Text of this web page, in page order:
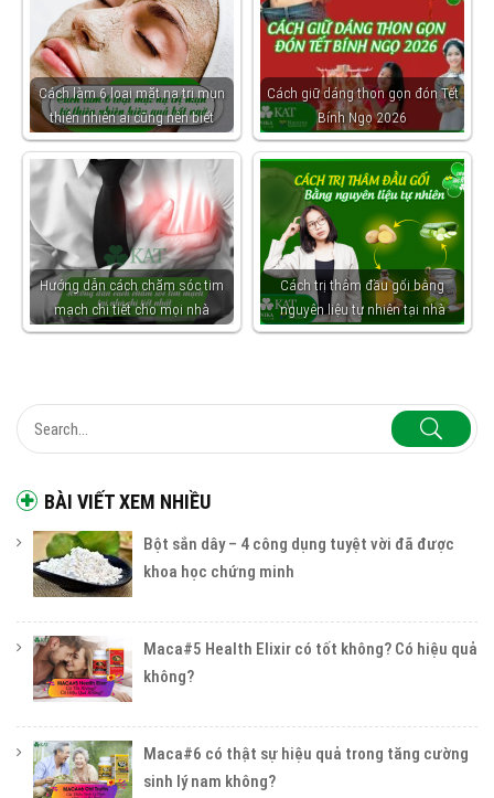
BÀI VIẾT XEM NHIỀU
Bột sắn dây – 4 công dụng tuyệt vời đã được
khoa học chứng minh
Maca#5 Health Elixir có tốt không? Có hiệu quả
không?
Maca#6 có thật sự hiệu quả trong tăng cường
sinh lý nam không?
Cách làm 6 loại mặt nạ trị mụn
thiên nhiên ai cũng nên biết
Cách giữ dáng thon gọn đón Tết
Bính Ngọ 2026
Hướng dẫn cách chăm sóc tim
mạch chi tiết cho mọi nhà
Cách trị thâm đầu gối bằng
nguyên liệu tự nhiên tại nhà